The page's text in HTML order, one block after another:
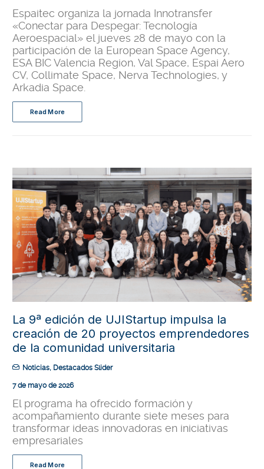
Espaitec organiza la jornada Innotransfer
«Conectar para Despegar: Tecnología
Aeroespacial» el jueves 28 de mayo con la
participación de la European Space Agency,
ESA BIC Valencia Region, Val Space, Espai Aero
CV, Collimate Space, Nerva Technologies, y
Arkadia Space.
Read More
La 9ª edición de UJIStartup impulsa la
creación de 20 proyectos emprendedores
de la comunidad universitaria
Noticias, Destacados Slider
7 de mayo de 2026
El programa ha ofrecido formación y
acompañamiento durante siete meses para
transformar ideas innovadoras en iniciativas
empresariales
Read More